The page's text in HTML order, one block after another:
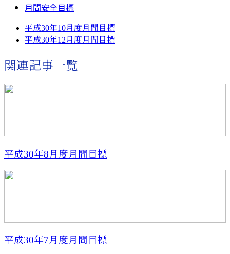
月間安全目標
平成30年10月度月間目標
平成30年12月度月間目標
関連記事一覧
平成30年8月度月間目標
平成30年7月度月間目標